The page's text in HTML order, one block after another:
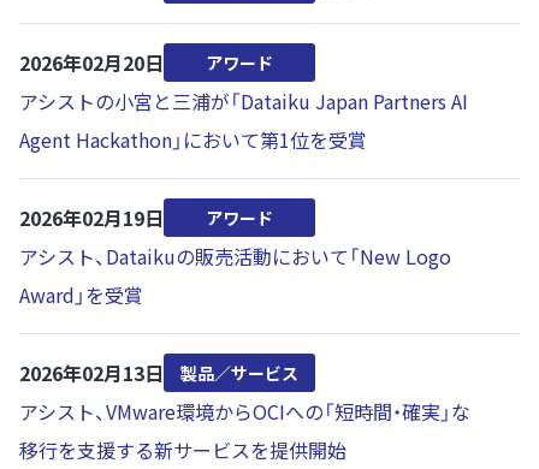
2026年02月20日 アワード
アシストの小宮と三浦が「Dataiku Japan Partners AI
Agent Hackathon」において第1位を受賞
2026年02月19日 アワード
アシスト、Dataikuの販売活動において「New Logo
Award」を受賞
2026年02月13日 製品／サービス
アシスト、VMware環境からOCIへの「短時間・確実」な
移行を支援する新サービスを提供開始